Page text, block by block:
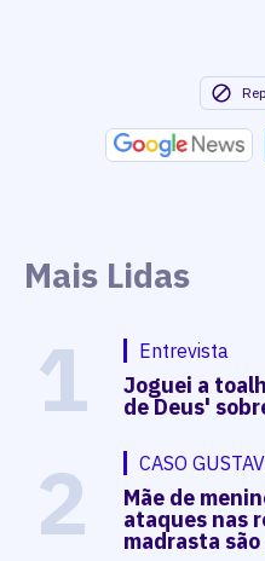
Mais Lidas
1 Entrevista
Joguei a
de Deus'
2 CASO
Mãe de
ataques nas
madrasta